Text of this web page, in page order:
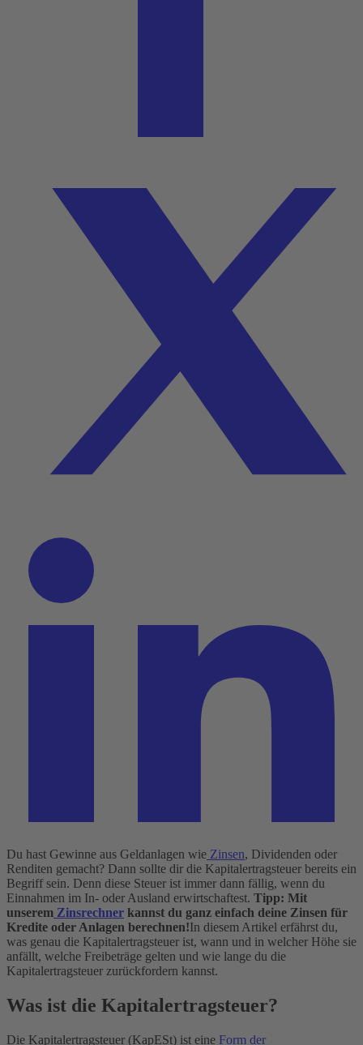
Du hast Gewinne aus Geldanlagen wie Zinsen, Dividenden oder
Renditen gemacht? Dann sollte dir die Kapitalertragsteuer bereits ein
Begriff sein. Denn diese Steuer ist immer dann fällig, wenn du
Einnahmen im In- oder Ausland erwirtschaftest. Tipp: Mit
unserem Zinsrechner kannst du ganz einfach deine Zinsen für
Kredite oder Anlagen berechnen!In diesem Artikel erfährst du,
was genau die Kapitalertragsteuer ist, wann und in welcher Höhe sie
anfällt, welche Freibeträge gelten und wie lange du die
Kapitalertragsteuer zurückfordern kannst.
Was ist die Kapitalertragsteuer?
Die Kapitalertragsteuer (KapESt) ist eine Form der